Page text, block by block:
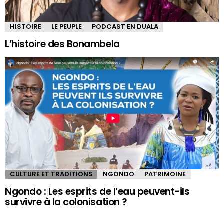
HISTOIRE LE PEUPLE PODCAST EN DUALA
L’histoire des Bonambela
CULTURE ET TRADITIONS NGONDO PATRIMOINE
Ngondo : Les esprits de l’eau peuvent-ils
survivre à la colonisation ?